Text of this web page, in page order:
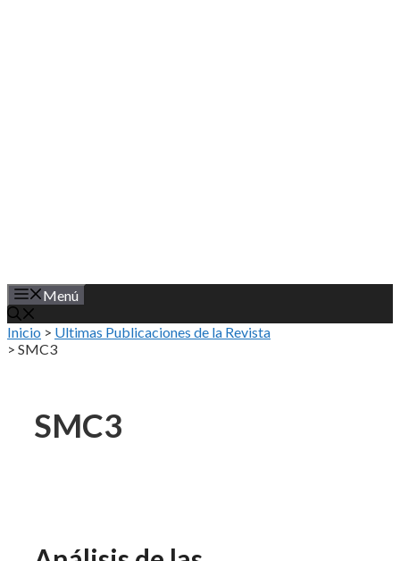
Menú
Inicio > Ultimas Publicaciones de la Revista
> SMC3
SMC3